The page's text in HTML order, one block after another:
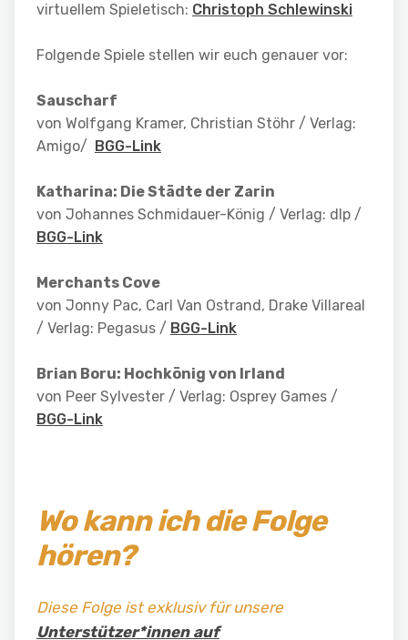
virtuellem Spieletisch: Christoph Schlewinski
Folgende Spiele stellen wir euch genauer vor:
Sauscharf
von Wolfgang Kramer, Christian Stöhr / Verlag:
Amigo/ BGG-Link
Katharina: Die Städte der Zarin
von Johannes Schmidauer-König / Verlag: dlp /
BGG-Link
Merchants Cove
von Jonny Pac, Carl Van Ostrand, Drake Villareal
/ Verlag: Pegasus / BGG-Link
Brian Boru: Hochkönig von Irland
von Peer Sylvester / Verlag: Osprey Games /
BGG-Link
Wo kann ich die Folge
hören?
Diese Folge ist exklusiv für unsere
Unterstützer*innen auf